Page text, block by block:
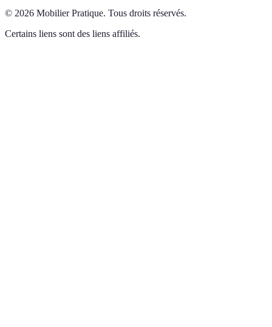
© 2026 Mobilier Pratique. Tous droits réservés.
Certains liens sont des liens affiliés.